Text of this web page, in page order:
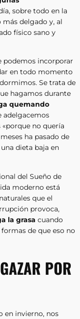
sobre todo en la
delgado y, al
físico sano y
podemos incorporar
en todo momento
Se trata de
hagamos durante
quemando
adelgacemos
no quería
ha pasado de
dieta baja en
del Sueño de
moderno está
que el
provoca,
la grasa cuando
de que eso no
POR
en invierno, nos